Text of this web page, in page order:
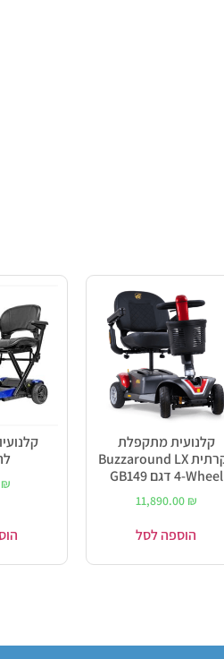
קלנועית מתקפלת
יוקרתית Buzzaround LX
4-Wheel דגם GB149
11,890.00 ₪
הוספה לסל
₪